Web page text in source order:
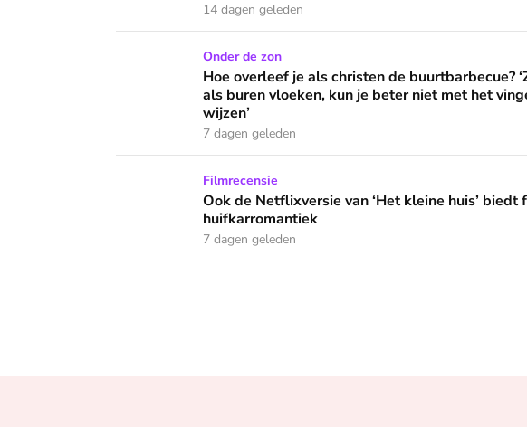
14 dagen geleden
Hoe overleef je als christen de buurtbarbecue? ‘Zelfs als
Onder de zon
Hoe overleef je als christen de buurtbarbecue?
als buren vloeken, kun je beter niet met het
wijzen’
7 dagen geleden
Ook de Netflixversie van ‘Het kleine huis’ biedt fijne
Filmrecensie
Ook de Netflixversie van ‘Het kleine huis’ biedt
huifkarromantiek
7 dagen geleden